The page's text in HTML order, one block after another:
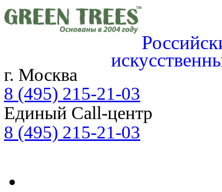
г. Москва
8 (495) 215-21-03
Единый Call-центр
8 (495) 215-21-03